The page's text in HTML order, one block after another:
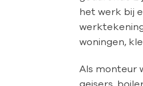
het werk bij
woningen,
Als monteur